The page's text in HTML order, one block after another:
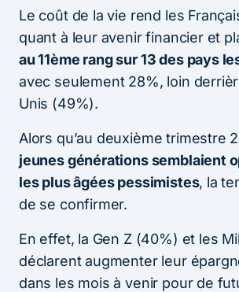
Le coût de la vie rend les
quant à leur avenir financier et
au 11ème rang sur 13 des pays
avec seulement 28%, loin
Unis (49%).
Alors qu’au deuxième trimestre
jeunes générations semblaient
les plus âgées pessimistes, la
de se confirmer.
En effet, la Gen Z (40%) et les
déclarent augmenter leur
dans les mois à venir pour de